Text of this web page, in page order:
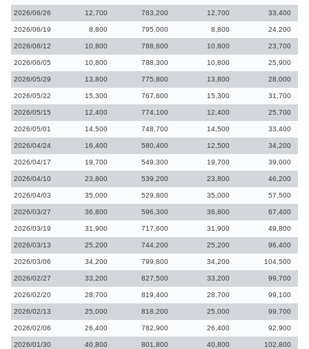
2026/06/26 12,700 783,200 12,700 33,400
2026/06/19 8,800 795,000 8,800 24,200
2026/06/12 10,800 788,600 10,800 23,700
2026/06/05 10,800 788,300 10,800 25,900
2026/05/29 13,800 775,800 13,800 28,000
2026/05/22 15,300 767,600 15,300 31,700
2026/05/15 12,400 774,100 12,400 25,700
2026/05/01 14,500 748,700 14,500 33,400
2026/04/24 16,400 580,400 12,500 34,200
2026/04/17 19,700 549,300 19,700 39,000
2026/04/10 23,800 539,200 23,800 46,200
2026/04/03 35,000 529,800 35,000 57,500
2026/03/27 36,800 596,300 36,800 67,400
2026/03/19 31,900 717,600 31,900 49,800
2026/03/13 25,200 744,200 25,200 96,400
2026/03/06 34,200 799,800 34,200 104,500
2026/02/27 33,200 827,500 33,200 99,700
2026/02/20 28,700 819,400 28,700 99,100
2026/02/13 25,000 818,200 25,000 99,700
2026/02/06 26,400 782,900 26,400 92,900
2026/01/30 40,800 801,800 40,800 102,800